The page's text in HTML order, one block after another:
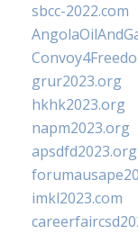
sbcc-2022.com
grur2023.org
hkhk2023.org
napm2023.org
apsdfd2023.org
imkl2023.com